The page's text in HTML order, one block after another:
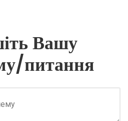
Вашу
питання